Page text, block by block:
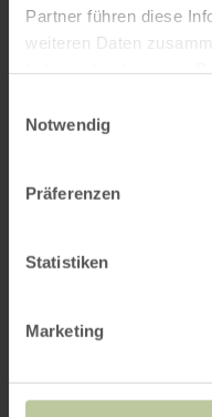
Partner führen diese
weiteren Daten
Notwendig
Präferenzen
Statistiken
Marketing